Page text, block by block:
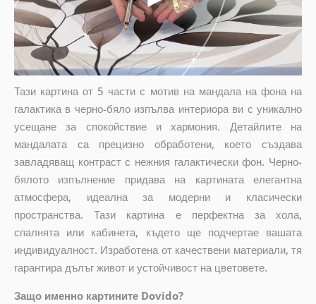
Тази картина от 5 части с мотив на мандала на фона на
галактика в черно-бяло изпълва интериора ви с уникално
усещане за спокойствие и хармония. Детайлите на
мандалата са прецизно обработени, което създава
завладяващ контраст с нежния галактически фон. Черно-
бялото изпълнение придава на картината елегантна
атмосфера, идеална за модерни и класически
пространства. Тази картина е перфектна за хола,
спалнята или кабинета, където ще подчертае вашата
индивидуалност. Изработена от качествени материали, тя
гарантира дълъг живот и устойчивост на цветовете.
Защо именно картините Dovido?